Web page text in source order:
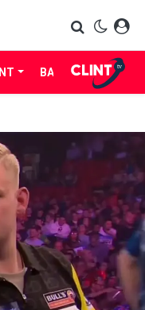
BABES LIFE